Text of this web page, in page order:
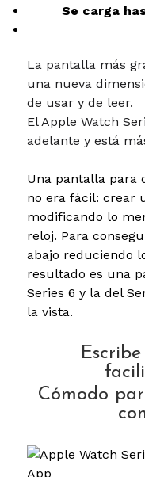
Se carga
La pantalla más
una nueva
de usar y de leer.
El Apple Watch
adelante y está
Una pantalla para
no era fácil: crear
modificando lo
reloj. Para
abajo reduciendo
resultado es una
Series 6 y la del
la vista.
Cómodo